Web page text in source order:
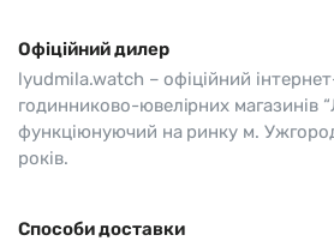
Офіційний дилер
lyudmila.watch – офіційний
годинниково-ювелірних магазинів
функціюнуючий на ринку м.
років.
Способи доставки